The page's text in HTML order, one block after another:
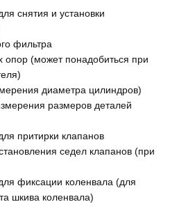
снятия и установки
фильтра
(может понадобиться при
диаметра цилиндров)
размеров деталей
притирки клапанов
седел клапанов (при
фиксации коленвала (для
шкива коленвала)